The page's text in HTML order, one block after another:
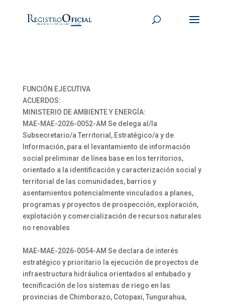
FUNCIÓN EJECUTIVA
ACUERDOS:
MINISTERIO DE AMBIENTE Y ENERGÍA:
MAE-MAE-2026-0052-AM Se delega al/la
Subsecretario/a Territorial, Estratégico/a y de
Información, para el levantamiento de información
social preliminar de línea base en los territorios,
orientado a la identificación y caracterización social y
territorial de las comunidades, barrios y
asentamientos potencialmente vinculados a planes,
programas y proyectos de prospección, exploración,
explotación y comercialización de recursos naturales
no renovables
MAE-MAE-2026-0054-AM Se declara de interés
estratégico y prioritario la ejecución de proyectos de
infraestructura hidráulica orientados al entubado y
tecnificación de los sistemas de riego en las
provincias de Chimborazo, Cotopaxi, Tungurahua,